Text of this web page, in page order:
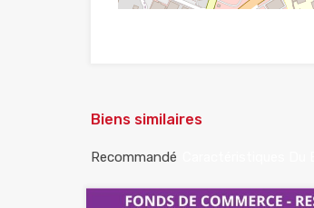
Biens similaires
Recommandé